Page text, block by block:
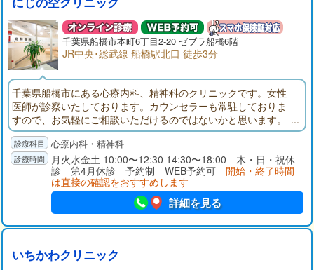
千葉県船橋市本町6丁目2-20 ゼブラ船橋6階
JR中央･総武線 船橋駅北口 徒歩3分
千葉県船橋市にある心療内科、精神科のクリニックです。女性
医師が診察いたしております。カウンセラーも常駐しておりま
すので、お気軽にご相談いただけるのではないかと思います。
サイト内には病気の説明、薬の説明のほかに掲示板、チャット
ルーム、当日の予約診療の混雑状況を示すページなどがありま
す。
心療内科・精神科
月火水金土 10:00〜12:30 14:30〜18:00 木・日・祝休
診 第4月休診 予約制 WEB予約可 開始・終了時間
は直接の確認をおすすめします
詳細を見る
いちかわクリニック